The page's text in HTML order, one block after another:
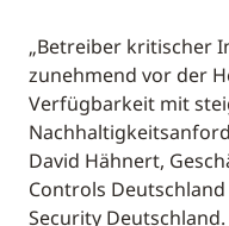
„Betreiber kritischer
zunehmend vor der
Verfügbarkeit mit
David Hähnert,
Controls
Security